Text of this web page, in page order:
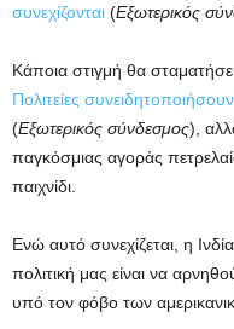
συνεχίζονται (Εξωτερικός
Κάποια στιγμή θα
Πολιτείες
(Εξωτερικός σύνδεσμος),
παγκόσμιας αγοράς
παιχνίδι.
Ενώ αυτό συνεχίζεται, η
πολιτική μας είναι να
υπό τον φόβο των